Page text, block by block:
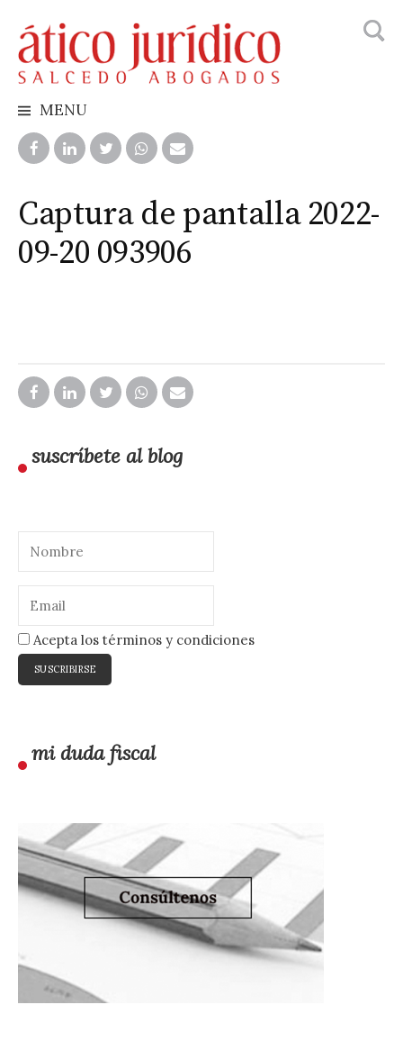
to
content
MENU
Captura de pantalla 2022-
09-20 093906
suscríbete al blog
Acepta los términos y condiciones
mi duda fiscal